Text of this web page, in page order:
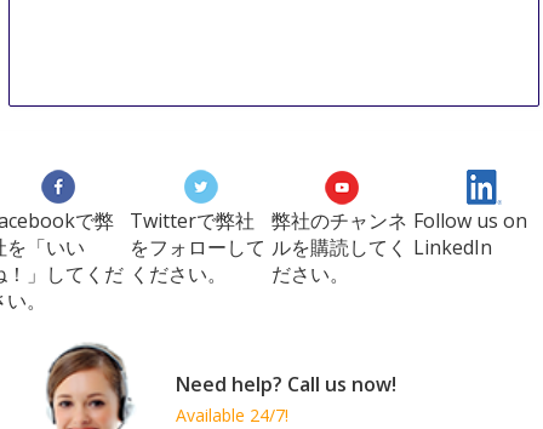
で弊
を「いい
！」してくだ
。
Twitterで弊社
をフォローして
ください。
弊社のチャンネ
ルを購読してく
ださい。
Follow us on
LinkedIn
Need help? Call us now!
Available 24/7!